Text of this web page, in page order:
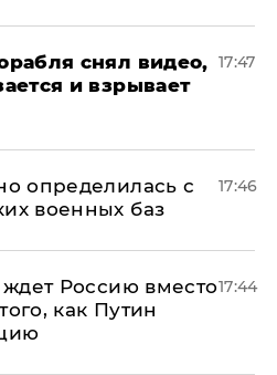
снял видео,
и взрывает
17:47
определилась с
военных баз
17:46
Россию вместо
как Путин
17:44